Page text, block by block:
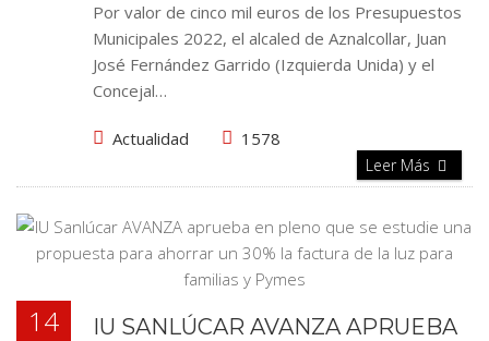
Por valor de cinco mil euros de los Presupuestos
Municipales 2022, el alcaled de Aznalcollar, Juan
José Fernández Garrido (Izquierda Unida) y el
Concejal…
Actualidad 1578
Leer Más
14
IU SANLÚCAR AVANZA APRUEBA